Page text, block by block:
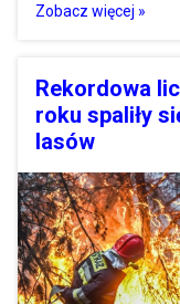
Zobacz więcej »
Rekordowa
roku spaliły
lasów